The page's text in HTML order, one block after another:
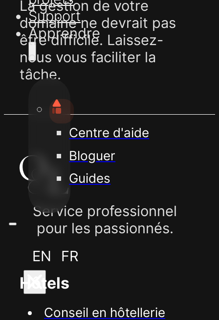
Support
Apprendre
Centre d'aide
Bloguer
Guides
EN FR
La gestion de votre
domaine ne devrait pas
être difficile. Laissez-
nous vous faciliter la
tâche.
Service professionnel
pour les passionnés.
Hôtels
Conseil en hôtellerie